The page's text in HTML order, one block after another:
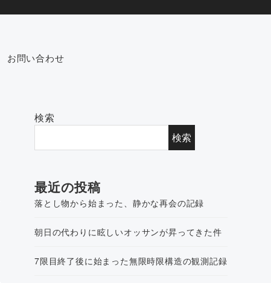
お問い合わせ
検索
検索
最近の投稿
落とし物から始まった、静かな再会の記録
朝日の代わりに眩しいオッサンが昇ってきた件
7限目終了後に始まった無限時限構造の観測記録